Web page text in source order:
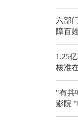
六部
障百
1.25
核准
"有共
影院